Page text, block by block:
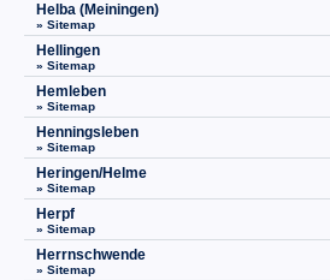
Helba (Meiningen)
» Sitemap
Hellingen
» Sitemap
Hemleben
» Sitemap
Henningsleben
» Sitemap
Heringen/Helme
» Sitemap
Herpf
» Sitemap
Herrnschwende
» Sitemap